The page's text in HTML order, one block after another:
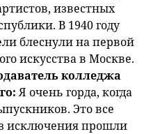
известных
В 1940 году
блеснули на первой
искусства в Москве.
колледжа
Я очень горда, когда
Это все
исключения прошли